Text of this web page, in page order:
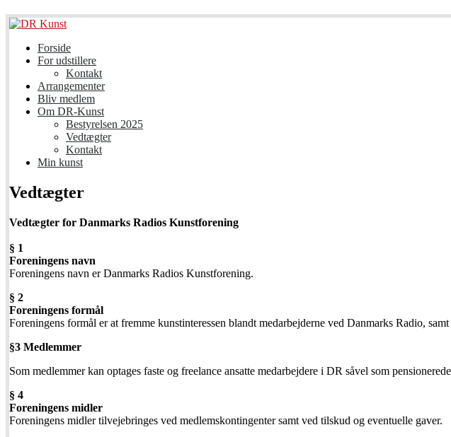
Forside
For udstillere
Kontakt
Arrangementer
Bliv medlem
Om DR-Kunst
Bestyrelsen 2025
Vedtægter
Kontakt
Min kunst
Vedtægter
Vedtægter for Danmarks Radios Kunstforening
§ 1
Foreningens navn
Foreningens navn er Danmarks Radios Kunstforening.
§ 2
Foreningens formål
Foreningens formål er at fremme kunstinteressen blandt medarbejderne ved Danmarks Radio,
§3 Medlemmer
Som medlemmer kan optages faste og freelance ansatte medarbejdere i DR såvel som
§ 4
Foreningens midler
Foreningens midler tilvejebringes ved medlemskontingenter samt ved tilskud og eventuelle gaver.